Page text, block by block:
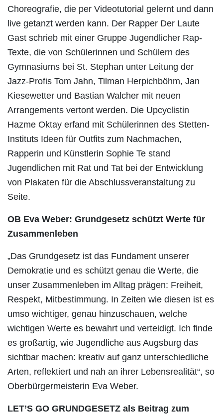
Choreografie, die per Videotutorial gelernt und dann
live getanzt werden kann. Der Rapper Der Laute
Gast schrieb mit einer Gruppe Jugendlicher Rap-
Texte, die von Schülerinnen und Schülern des
Gymnasiums bei St. Stephan unter Leitung der
Jazz-Profis Tom Jahn, Tilman Herpichböhm, Jan
Kiesewetter und Bastian Walcher mit neuen
Arrangements vertont werden. Die Upcyclistin
Hazme Oktay erfand mit Schülerinnen des Stetten-
Instituts Ideen für Outfits zum Nachmachen,
Rapperin und Künstlerin Sophie Te stand
Jugendlichen mit Rat und Tat bei der Entwicklung
von Plakaten für die Abschlussveranstaltung zu
Seite.
OB Eva Weber: Grundgesetz schützt Werte für
Zusammenleben
„Das Grundgesetz ist das Fundament unserer
Demokratie und es schützt genau die Werte, die
unser Zusammenleben im Alltag prägen: Freiheit,
Respekt, Mitbestimmung. In Zeiten wie diesen ist es
umso wichtiger, genau hinzuschauen, welche
wichtigen Werte es bewahrt und verteidigt. Ich finde
es großartig, wie Jugendliche aus Augsburg das
sichtbar machen: kreativ auf ganz unterschiedliche
Arten, reflektiert und nah an ihrer Lebensrealität“, so
Oberbürgermeisterin Eva Weber.
LET’S GO GRUNDGESETZ als Beitrag zum